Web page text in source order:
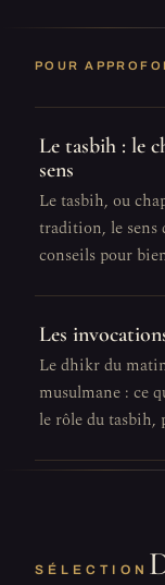
POUR
Le tasbih : le
sens
Le tasbih, ou
tradition, le sens
conseils pour
Les
Le dhikr du
musulmane : ce
le rôle du tasbih,
SÉLECTION